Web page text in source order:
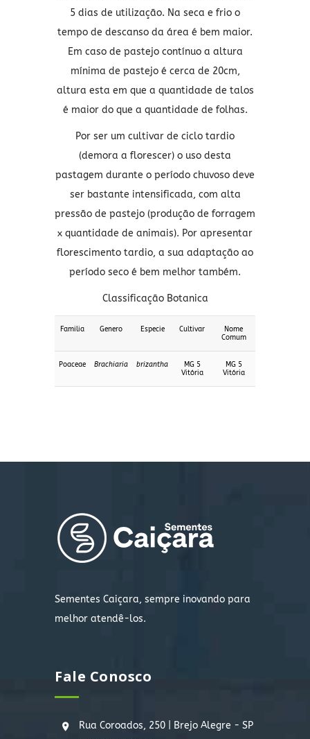
5 dias de utilização. Na seca e frio o
tempo de descanso da área é bem maior.
Em caso de pastejo contínuo a altura
mínima de pastejo é cerca de 20cm,
altura esta em que a quantidade de talos
é maior do que a quantidade de folhas.
Por ser um cultivar de ciclo tardio
(demora a florescer) o uso desta
pastagem durante o período chuvoso deve
ser bastante intensificada, com alta
pressão de pastejo (produção de forragem
x quantidade de animais). Por apresentar
florescimento tardio, a sua adaptação ao
período seco é bem melhor também.
Classificação Botanica
Familia Genero Especie Cultivar
Nome
Comum
Poaceae Brachiaria brizantha
MG 5
Vitória
MG 5
Vitória
Sementes Caiçara, sempre inovando para
melhor atendê-los.
Fale Conosco
Rua Coroados, 250 | Brejo Alegre - SP